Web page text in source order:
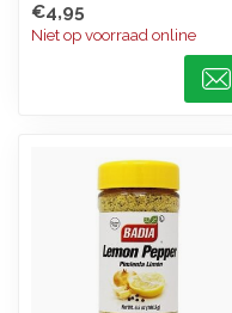
€4,95
Niet op voorraad online